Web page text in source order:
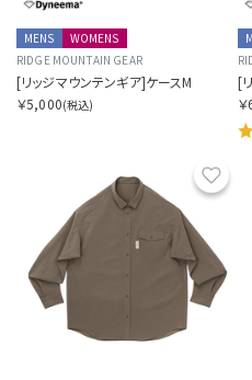
MENS
WOMENS
RIDGE MOUNTAIN GEAR
[リッジマウンテンギア]ケースM
￥5,000(税込)
[
お